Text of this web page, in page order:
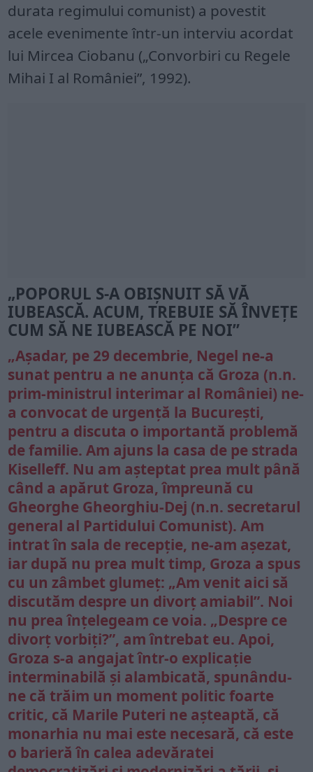
durata regimului comunist) a povestit
acele evenimente într-un interviu acordat
lui Mircea Ciobanu („Convorbiri cu Regele
Mihai I al României”, 1992).
„POPORUL S-A OBIȘNUIT SĂ VĂ
IUBEASCĂ. ACUM, TREBUIE SĂ ÎNVEȚE
CUM SĂ NE IUBEASCĂ PE NOI”
„Așadar, pe 29 decembrie, Negel ne-a
sunat pentru a ne anunța că Groza (n.n.
prim-ministrul interimar al României) ne-
a convocat de urgență la București,
pentru a discuta o importantă problemă
de familie. Am ajuns la casa de pe strada
Kiselleff. Nu am așteptat prea mult până
când a apărut Groza, împreună cu
Gheorghe Gheorghiu-Dej (n.n. secretarul
general al Partidului Comunist). Am
intrat în sala de recepție, ne-am așezat,
iar după nu prea mult timp, Groza a spus
cu un zâmbet glumeț: „Am venit aici să
discutăm despre un divorț amiabil”. Noi
nu prea înțelegeam ce voia. „Despre ce
divorț vorbiți?”, am întrebat eu. Apoi,
Groza s-a angajat într-o explicație
interminabilă și alambicată, spunându-
ne că trăim un moment politic foarte
critic, că Marile Puteri ne așteaptă, că
monarhia nu mai este necesară, că este
o barieră în calea adevăratei